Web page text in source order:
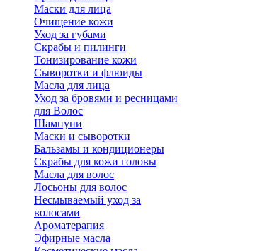
Маски для лица
Очищение кожи
Уход за губами
Скрабы и пилинги
Тонизирование кожи
Сыворотки и флюиды
Масла для лица
Уход за бровями и ресницами
для Волос
Шампуни
Маски и сыворотки
Бальзамы и кондиционеры
Скрабы для кожи головы
Масла для волос
Лосьоны для волос
Несмываемый уход за
волосами
Ароматерапия
Эфирные масла